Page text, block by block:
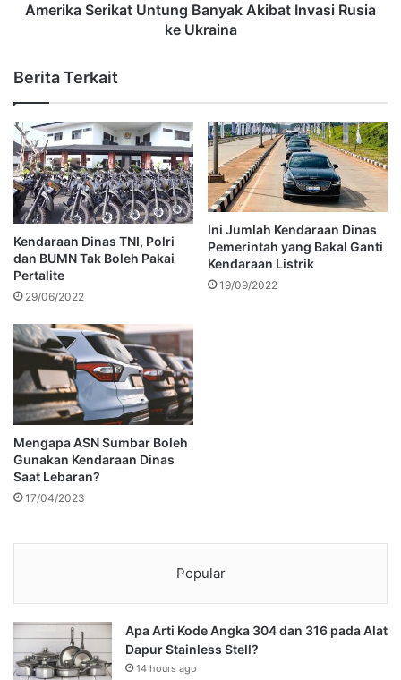
Amerika Serikat Untung Banyak Akibat Invasi Rusia
ke Ukraina
Berita Terkait
Kendaraan Dinas TNI, Polri
dan BUMN Tak Boleh Pakai
Pertalite
29/06/2022
Ini Jumlah Kendaraan Dinas
Pemerintah yang Bakal Ganti
Kendaraan Listrik
19/09/2022
Mengapa ASN Sumbar Boleh
Gunakan Kendaraan Dinas
Saat Lebaran?
17/04/2023
Popular
Apa Arti Kode Angka 304 dan 316 pada Alat
Dapur Stainless Stell?
14 hours ago